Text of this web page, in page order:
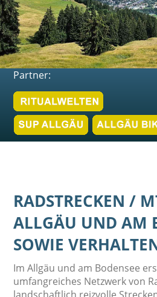
Partner:
RADSTRECKEN /
ALLGÄU UND AM
SOWIE
Im Allgäu und am Bodensee
umfangreiches Netzwerk von